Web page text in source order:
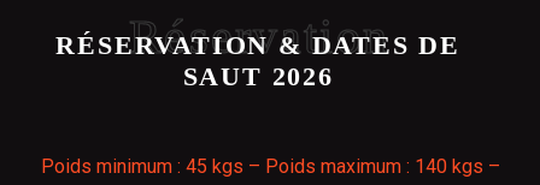
RÉSERVATION & DATES DE
SAUT 2026
Réservation
Poids minimum : 45 kgs – Poids maximum : 140 kgs –